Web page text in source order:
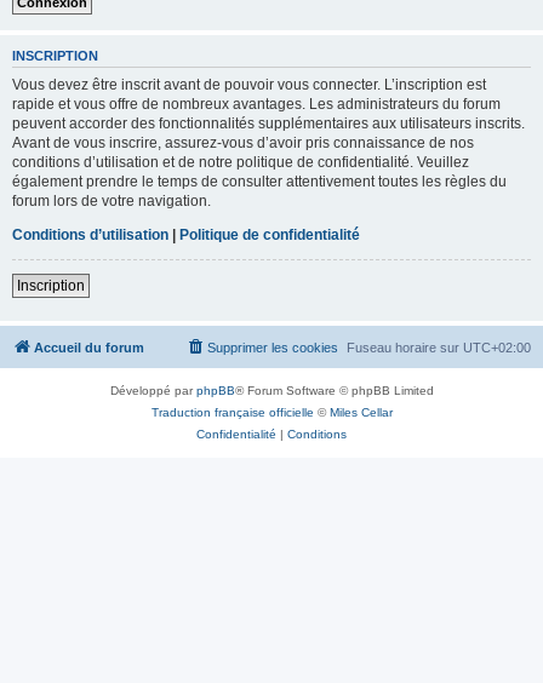
INSCRIPTION
Vous devez être inscrit avant de pouvoir vous connecter. L’inscription est
rapide et vous offre de nombreux avantages. Les administrateurs du forum
peuvent accorder des fonctionnalités supplémentaires aux utilisateurs inscrits.
Avant de vous inscrire, assurez-vous d’avoir pris connaissance de nos
conditions d’utilisation et de notre politique de confidentialité. Veuillez
également prendre le temps de consulter attentivement toutes les règles du
forum lors de votre navigation.
Conditions d’utilisation | Politique de confidentialité
Inscription
Accueil du forum Fuseau horaire sur UTC+02:00
Supprimer les cookies
Développé parphpBB® Forum Software © phpBB Limited
Traduction française officielle ©Miles Cellar
Confidentialité | Conditions